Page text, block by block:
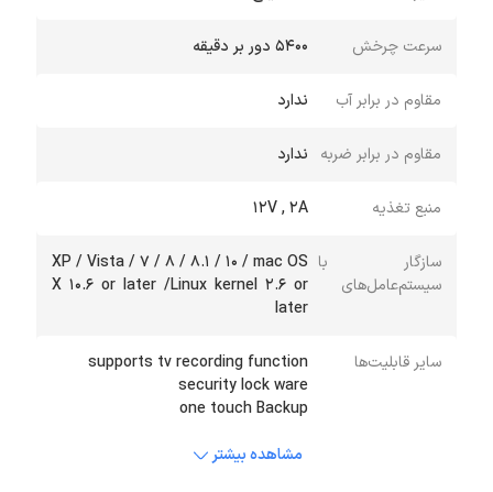
سرعت چرخش 5400 دور بر دقیقه
مقاوم در برابر آب ندارد
مقاوم در برابر ضربه ندارد
منبع تغذیه 12V , 2A
سازگار با
سیستم‌عامل‌های
XP / Vista / 7 / 8 / 8.1 / 10 / mac OS
X 10.6 or later /Linux kernel 2.6 or
later
سایر قابلیت‌ها
supports tv recording function
security lock ware
one touch Backup
مشاهده بیشتر